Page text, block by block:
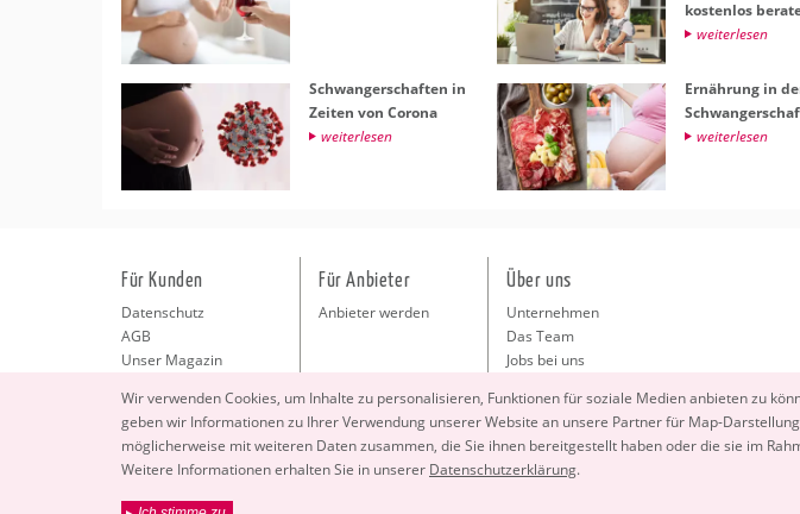
kos­ten­los
wei­ter­le­sen
Schwan­ger­schaf­ten in
Zei­ten von Co­ro­na
wei­ter­le­sen
Er­näh­rung in
wei­ter­le­sen
Wir ver­wen­den Coo­kies, um In­hal­te zu per­so­na­li­sie­ren, Funk­tio­nen für so­zia­le Me­di­en an­bie­ten zu
geben wir In­for­ma­tio­nen zu Ihrer Ver­wen­dung un­se­rer Web­site an un­se­re Part­ner für Map-
mög­li­cher­wei­se mit wei­te­ren Daten zu­sam­men, die Sie ihnen be­reit­ge­stellt haben oder die sie im
Wei­te­re In­for­ma­tio­nen er­hal­ten Sie in un­se­rer Da­ten­schut­z­er­klä­rung.
Für Kunden
Datenschutz
AGB
Unser Magazin
Für Anbieter
Anbieter werden
Über uns
Unternehmen
Das Team
Jobs bei uns
Kontakt
Impressum